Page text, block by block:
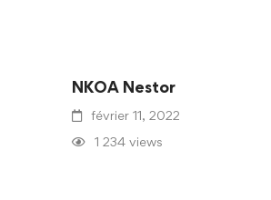
NKOA Nestor
février 11, 2022
1 234 views